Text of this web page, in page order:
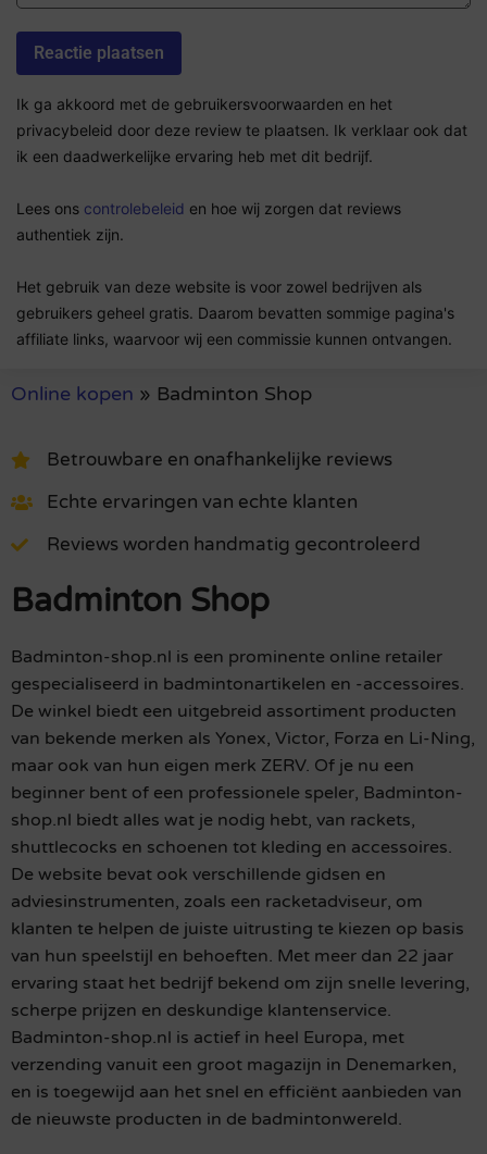
Ik ga akkoord met de gebruikersvoorwaarden en het
privacybeleid door deze review te plaatsen. Ik verklaar ook dat
ik een daadwerkelijke ervaring heb met dit bedrijf.
Lees ons controlebeleid en hoe wij zorgen dat reviews
authentiek zijn.
Het gebruik van deze website is voor zowel bedrijven als
gebruikers geheel gratis. Daarom bevatten sommige pagina's
affiliate links, waarvoor wij een commissie kunnen ontvangen.
Online kopen » Badminton Shop
Betrouwbare en onafhankelijke reviews
Echte ervaringen van echte klanten
Reviews worden handmatig gecontroleerd
Badminton Shop
Badminton-shop.nl is een prominente online retailer
gespecialiseerd in badmintonartikelen en -accessoires.
De winkel biedt een uitgebreid assortiment producten
van bekende merken als Yonex, Victor, Forza en Li-Ning,
maar ook van hun eigen merk ZERV. Of je nu een
beginner bent of een professionele speler, Badminton-
shop.nl biedt alles wat je nodig hebt, van rackets,
shuttlecocks en schoenen tot kleding en accessoires.
De website bevat ook verschillende gidsen en
adviesinstrumenten, zoals een racketadviseur, om
klanten te helpen de juiste uitrusting te kiezen op basis
van hun speelstijl en behoeften. Met meer dan 22 jaar
ervaring staat het bedrijf bekend om zijn snelle levering,
scherpe prijzen en deskundige klantenservice.
Badminton-shop.nl is actief in heel Europa, met
verzending vanuit een groot magazijn in Denemarken,
en is toegewijd aan het snel en efficiënt aanbieden van
de nieuwste producten in de badmintonwereld.